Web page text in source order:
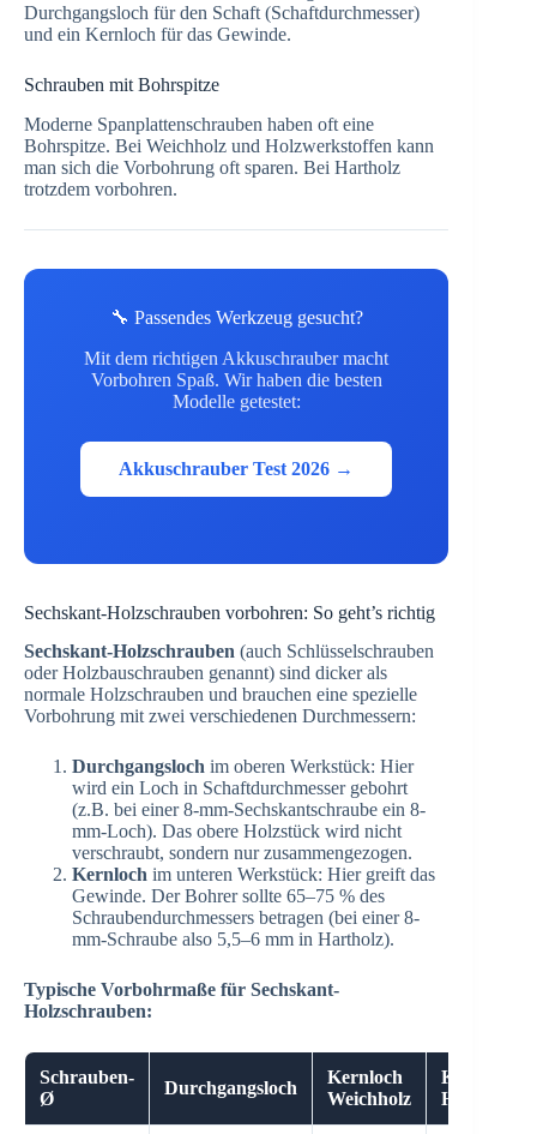
Durchgangsloch für den Schaft (Schaftdurchmesser)
und ein Kernloch für das Gewinde.
Schrauben mit Bohrspitze
Moderne Spanplattenschrauben haben oft eine
Bohrspitze. Bei Weichholz und Holzwerkstoffen kann
man sich die Vorbohrung oft sparen. Bei Hartholz
trotzdem vorbohren.
🔧 Passendes Werkzeug gesucht?
Mit dem richtigen Akkuschrauber macht
Vorbohren Spaß. Wir haben die besten
Modelle getestet:
Akkuschrauber Test 2026 →
Sechskant-Holzschrauben vorbohren: So geht’s richtig
Sechskant-Holzschrauben (auch Schlüsselschrauben
oder Holzbauschrauben genannt) sind dicker als
normale Holzschrauben und brauchen eine spezielle
Vorbohrung mit zwei verschiedenen Durchmessern:
Durchgangsloch im oberen Werkstück: Hier
wird ein Loch in Schaftdurchmesser gebohrt
(z.B. bei einer 8-mm-Sechskantschraube ein 8-
mm-Loch). Das obere Holzstück wird nicht
verschraubt, sondern nur zusammengezogen.
Kernloch im unteren Werkstück: Hier greift das
Gewinde. Der Bohrer sollte 65–75 % des
Schraubendurchmessers betragen (bei einer 8-
mm-Schraube also 5,5–6 mm in Hartholz).
Typische Vorbohrmaße für Sechskant-
Holzschrauben:
Schrauben-
Ø
Durchgangsloch
Kernloch
Weichholz
Kernloch
Hartholz